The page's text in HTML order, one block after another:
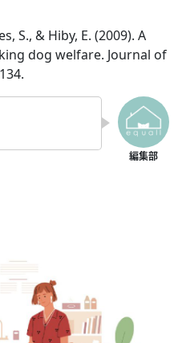
S., & Hiby, E. (2009). A
dog welfare. Journal of